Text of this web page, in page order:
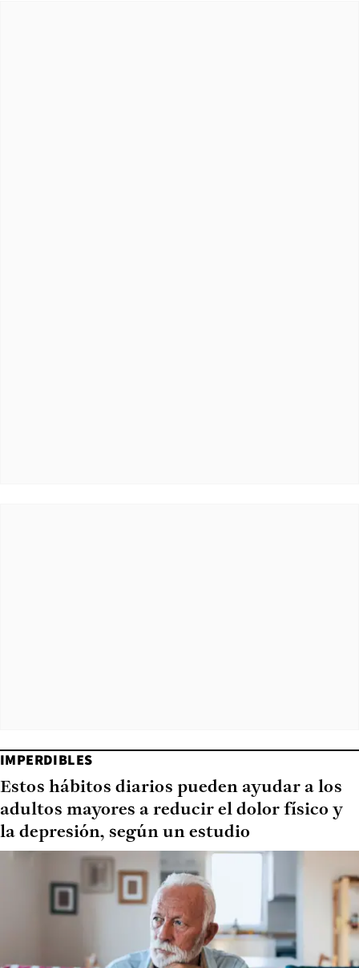
IMPERDIBLES
Estos hábitos diarios pueden ayudar a los
adultos mayores a reducir el dolor físico y
la depresión, según un estudio